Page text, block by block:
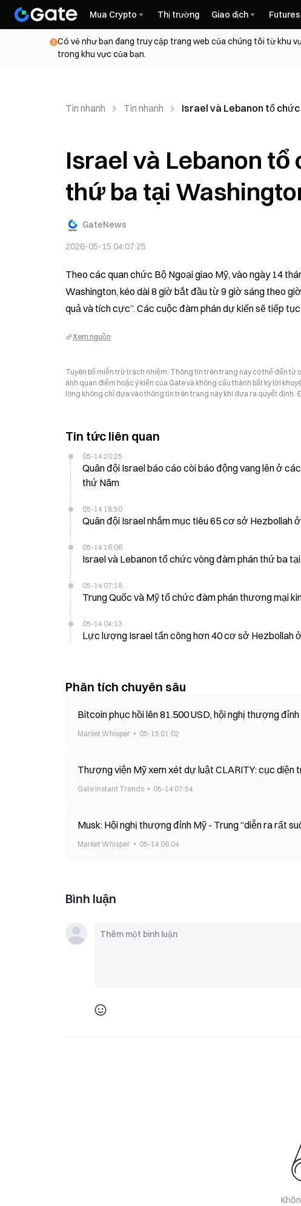
Mua Crypto Thị trường Giao dịch Futures
Có vẻ như bạn đang truy cập trang web của chúng tôi từ khu
trong khu vực của bạn.
Tin nhanh Tin nhanh Israel và Lebanon tổ
Israel và Lebanon
thứ ba tại
GateNews
2026-05-15 04:07:25
Theo các quan chức Bộ Ngoại giao Mỹ, vào ngày 14
Washington, kéo dài 8 giờ bắt đầu từ 9 giờ sáng theo
quả và tích cực”. Các cuộc đàm phán dự kiến sẽ tiếp
Xem nguồn
Tuyên bố miễn trừ trách nhiệm: Thông tin trên trang này có thể đến từ
ánh quan điểm hoặc ý kiến của Gate và không cấu thành bất kỳ lời
lòng không chỉ dựa vào thông tin trên trang này khi đưa ra quyết định.
Tin tức liên quan
05-14 20:25
Quân đội Israel báo cáo còi báo động vang lên ở
thứ Năm
05-14 18:50
Quân đội Israel nhắm mục tiêu 65 cơ sở Hezbollah
05-14 16:06
Israel và Lebanon tổ chức vòng đàm phán thứ ba
05-14 07:18
Trung Quốc và Mỹ tổ chức đàm phán thương mại
05-14 04:13
Lực lượng Israel tấn công hơn 40 cơ sở Hezbollah
Phân tích chuyên sâu
Bitcoin phục hồi lên 81.500 USD, hội nghị thượng
Market Whisper 05-15 01:02
Thượng viện Mỹ xem xét dự luật CLARITY: cục
Gate Instant Trends 05-14 07:54
Musk: Hội nghị thượng đỉnh Mỹ - Trung “diễn ra rất
Market Whisper 05-14 06:04
Bình luận